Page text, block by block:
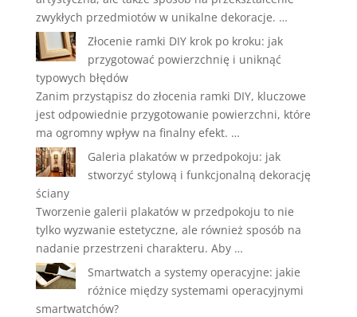
zwykłych przedmiotów w unikalne dekoracje. …
Złocenie ramki DIY krok po kroku: jak
przygotować powierzchnię i uniknąć
typowych błędów
Zanim przystąpisz do złocenia ramki DIY, kluczowe
jest odpowiednie przygotowanie powierzchni, które
ma ogromny wpływ na finalny efekt. …
Galeria plakatów w przedpokoju: jak
stworzyć stylową i funkcjonalną dekorację
ściany
Tworzenie galerii plakatów w przedpokoju to nie
tylko wyzwanie estetyczne, ale również sposób na
nadanie przestrzeni charakteru. Aby …
Smartwatch a systemy operacyjne: jakie
różnice między systemami operacyjnymi
smartwatchów?